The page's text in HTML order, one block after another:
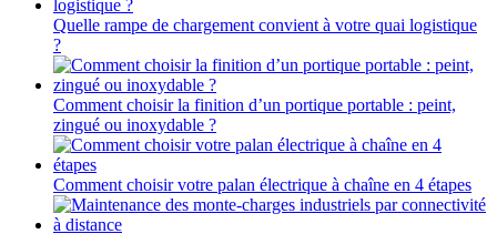
Quelle rampe de chargement convient à votre quai logistique
?
Comment choisir la finition d’un portique portable : peint,
zingué ou inoxydable ?
Comment choisir votre palan électrique à chaîne en 4 étapes